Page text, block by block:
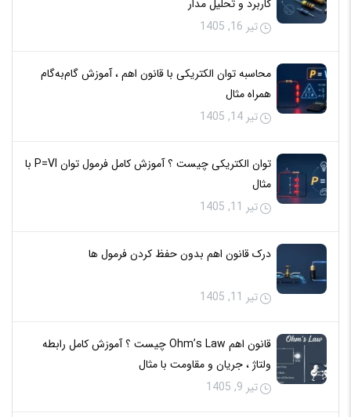
کاربرد و تحلیل مدار
تیر 16, 1405
محاسبه توان الکتریکی با قانون اهم ، آموزش گام‌به‌گام
همراه مثال
تیر 14, 1405
توان الکتریکی چیست ؟ آموزش کامل فرمول توان P=VI با
مثال
تیر 11, 1405
درک قانون اهم بدون حفظ کردن فرمول‌ ها
تیر 11, 1405
قانون اهم Ohm’s Law چیست ؟ آموزش کامل رابطه
ولتاژ ، جریان و مقاومت با مثال
تیر 9, 1405